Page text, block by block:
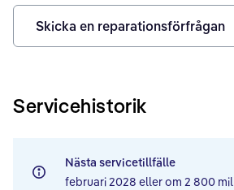
Skicka en reparationsförfrågan
Servicehistorik
Nästa servicetillfälle
februari 2028 eller om 2 800 mil